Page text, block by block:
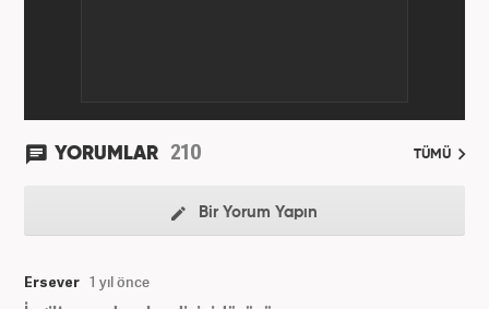
YORUMLAR 210 TÜMÜ
Bir Yorum Yapın
Ersever 1 yıl önce